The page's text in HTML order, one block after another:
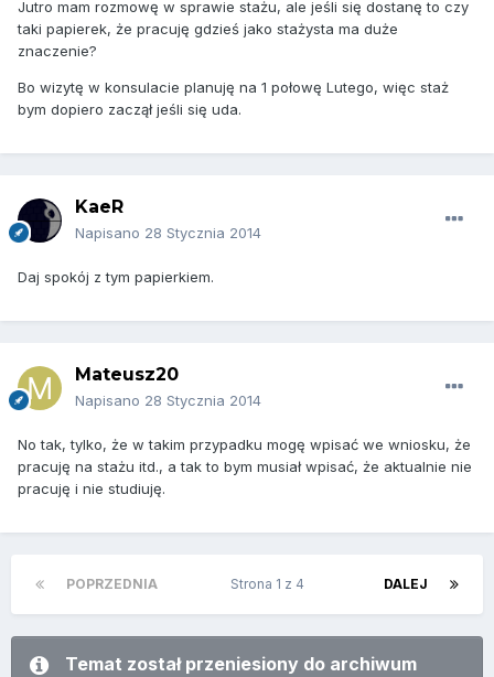
Jutro mam rozmowę w sprawie stażu, ale jeśli się dostanę to czy
taki papierek, że pracuję gdzieś jako stażysta ma duże
znaczenie?
Bo wizytę w konsulacie planuję na 1 połowę Lutego, więc staż
bym dopiero zaczął jeśli się uda.
KaeR
Napisano 28 Stycznia 2014
Daj spokój z tym papierkiem.
Mateusz20
Napisano 28 Stycznia 2014
No tak, tylko, że w takim przypadku mogę wpisać we wniosku, że
pracuję na stażu itd., a tak to bym musiał wpisać, że aktualnie nie
pracuję i nie studiuję.
POPRZEDNIA DALEJ
Strona 1 z 4
Temat został przeniesiony do archiwum